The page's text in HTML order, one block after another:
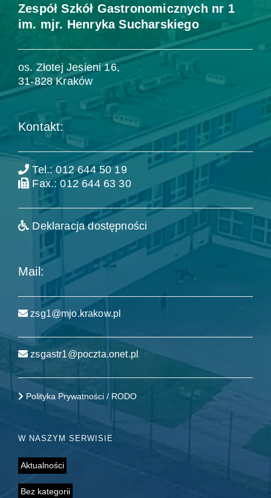
Zespół Szkół Gastronomicznych nr 1
im. mjr. Henryka Sucharskiego
os. Złotej Jesieni 16,
31-828 Kraków
Kontakt:
Tel.: 012 644 50 19
Fax.: 012 644 63 30
Deklaracja dostępności
Mail:
zsg1@mjo.krakow.pl
zsgastr1@poczta.onet.pl
Polityka Prywatności / RODO
W NASZYM SERWISIE
Aktualności
Bez kategorii